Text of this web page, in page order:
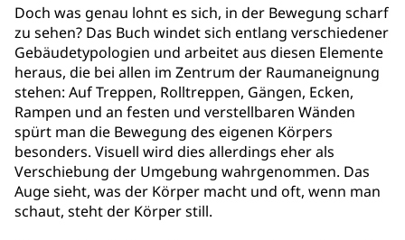
Doch was genau lohnt es sich, in der Bewegung scharf
zu sehen? Das Buch windet sich entlang verschiedener
Gebäudetypologien und arbeitet aus diesen Elemente
heraus, die bei allen im Zentrum der Raumaneignung
stehen: Auf Treppen, Rolltreppen, Gängen, Ecken,
Rampen und an festen und verstellbaren Wänden
spürt man die Bewegung des eigenen Körpers
besonders. Visuell wird dies allerdings eher als
Verschiebung der Umgebung wahrgenommen. Das
Auge sieht, was der Körper macht und oft, wenn man
schaut, steht der Körper still.